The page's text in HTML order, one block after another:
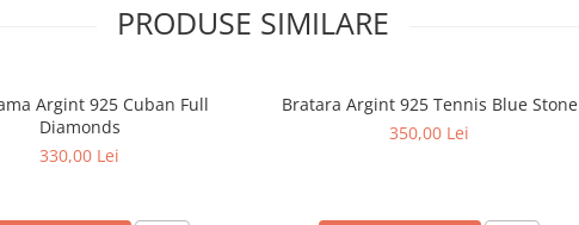
PRODUSE SIMILARE
Argint 925 Cuban Full
Diamonds
330,00 Lei
Bratara Argint 925 Tennis Blue Stone
350,00 Lei